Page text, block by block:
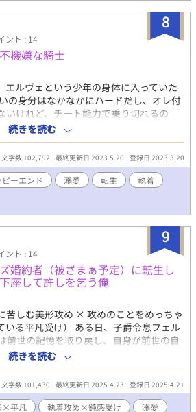
8
ント : 14
機嫌な騎士
エルヴェという少年の身体に入っていた
の身分はなかなかにハードだし、オレ付
いけれど、チート能力で乗り切れるの
る話、軽めのゆるゆる設定です。なん
他サイト様にも投稿しています。 男性だ
の表現があります。
続きを読む
文字数 102,792 最終更新日 2023.5.20 登録日 2023.3.20
ピーエンド 溺愛 転生
執着
9
ント : 14
婚約者（被ざまぁ予定）に転生し
座して許しを乞う俺
苦しむ美形攻め × 攻めのことをめっちゃ
いる平凡受け） ある日、子爵令息フェル
前世の記憶を取り戻し、自身が前世の自
ャラクターであることに気づく。フェル
盤でざまぁされる「幼馴染と浮気した挙
主人公に逆ギレして勝手に婚約破棄する
て、目の前に居るのは自作の主人公、宝
ベスティー侯爵令息であった。このま
続きを読む
文字数 101,430 最終更新日 2025.4.23 登録日 2025.4.21
×平凡 執着攻め×鈍感受け
溺愛